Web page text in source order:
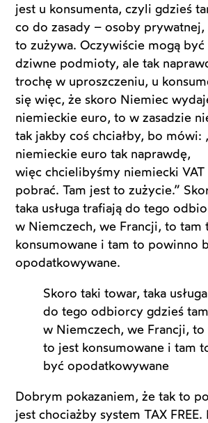
jest u konsumenta, czyli gdzieś
co do zasady – osoby
to zużywa. Oczywiście mogą
dziwne podmioty, ale tak
trochę w uproszczeniu, u
się więc, że skoro Niemiec
niemieckie euro, to w zasadzie
tak jakby coś chciałby, bo mówi:
niemieckie euro tak naprawdę,
więc chcielibyśmy niemiecki
pobrać. Tam jest to zużycie.”
taka usługa trafiają do tego
w Niemczech, we Francji, to tam
konsumowane i tam to powinno
opodatkowywane.
Skoro taki towar, taka
do tego odbiorcy gdzieś tam
w Niemczech, we Francji, to
to jest konsumowane i tam
być opodatkowywane
Dobrym pokazaniem, że tak to
jest chociażby system TAX